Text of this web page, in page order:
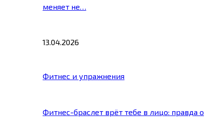
меняет не…
13.04.2026
Фитнес и упражнения
Фитнес-браслет врёт тебе в лицо: правда о